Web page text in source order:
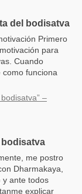
del bodisatva
Primero
para
Cuando
funciona
–
bodisatva
me postro
Dharmakaya,
y ante todos
explicar